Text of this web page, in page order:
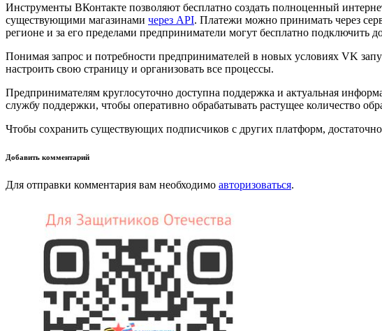
Инструменты ВКонтакте позволяют бесплатно создать полноценный
существующими магазинами через API. Платежи можно принимать через
регионе и за его пределами предприниматели могут бесплатно
Понимая запрос и потребности предпринимателей в новых условиях VK
настроить свою страницу и организовать все процессы.
Предпринимателям круглосуточно доступна поддержка и актуальная
службу поддержки, чтобы оперативно обрабатывать растущее количество
Чтобы сохранить существующих подписчиков с других платформ,
Добавить комментарий
Для отправки комментария вам необходимо авторизоваться.